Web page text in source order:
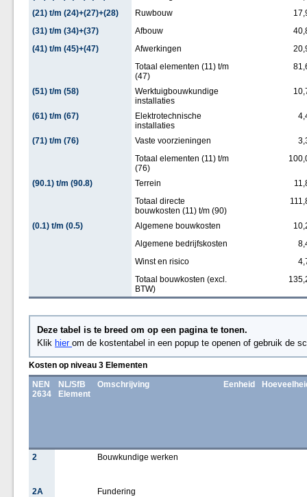
(21) t/m (24)+(27)+(28)
Ruwbouw
(31) t/m (34)+(37)
Afbouw
(41) t/m (45)+(47)
Afwerkingen
Totaal elementen (11) t/m
(47)
(51) t/m (58)
Werktuigbouwkundige
installaties
(61) t/m (67)
Elektrotechnische
installaties
(71) t/m (76) Vaste voorzieningen
Totaal elementen (11) t/m
(76)
(90.1) t/m (90.8) Terrein
Totaal directe
bouwkosten (11) t/m (90)
(0.1) t/m (0.5) Algemene bouwkosten
Algemene bedrijfskosten
Winst en risico
Totaal bouwkosten (excl.
BTW)
Deze tabel is te breed om op een pagina te tonen.
Klik hier om de kostentabel in een popup te openen of gebruik de
Kosten op niveau 3 Elementen
NEN
2634
NL/SfB
Element
Omschrijving Eenheid
2 Bouwkundige werken
2A
Fundering